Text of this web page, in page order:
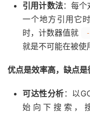
引用计数法：每个
一个地方引用它
时，计数器值就
就是不可能在被使
优点是效率高，缺点
可达性分析 ：以
始向下搜索，